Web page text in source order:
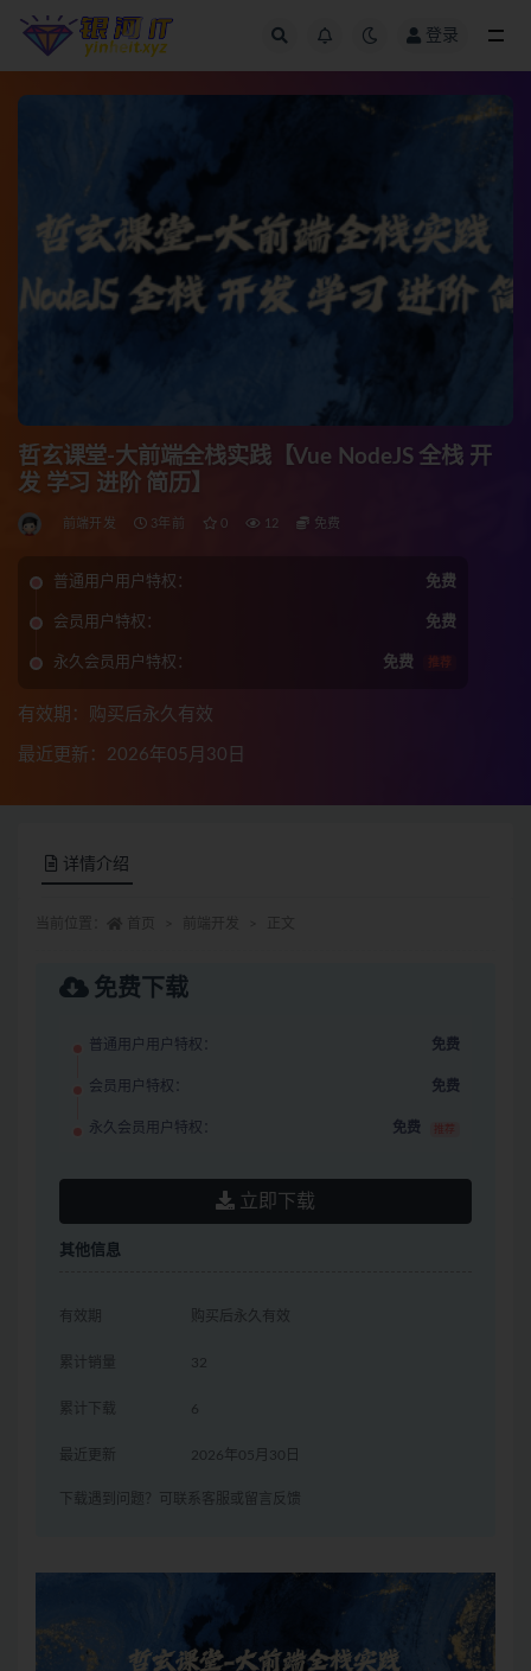
登录
哲玄课堂-大前端全栈实践【Vue NodeJS 全栈 开
发 学习 进阶 简历】
前端开发 3年前 0 12 免费
普通用户用户特权： 免费
会员用户特权： 免费
永久会员用户特权： 免费 推荐
有效期：购买后永久有效
最近更新：2026年05月30日
详情介绍
免费下载
普通用户用户特权： 免费
会员用户特权： 免费
永久会员用户特权： 免费 推荐
立即下载
其他信息
有效期 购买后永久有效
累计销量 32
累计下载 6
最近更新 2026年05月30日
下载遇到问题？可联系客服或留言反馈